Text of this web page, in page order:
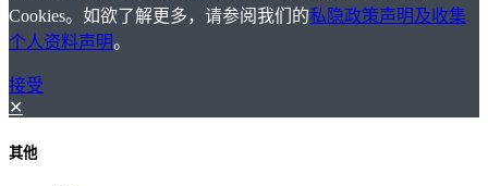
Cookies。如欲了解更多，请参阅我们的私隐政策声明及收集
个人资料声明。
接受
✕
其他